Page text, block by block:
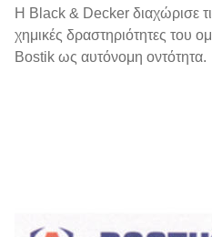
Η Black & Decker διαχώρισε
χημικές δραστηριότητες του
Bostik ως αυτόνομη οντότητα.